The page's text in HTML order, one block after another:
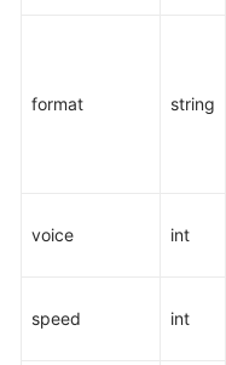
format string
voice int
speed int